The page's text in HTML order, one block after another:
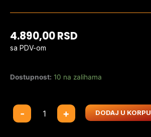
4.890,00RSD
sa PDV-om
Dostupnost: 10 na zalihama
-
Gaming
Slušalice
+ DODAJ U KORPU